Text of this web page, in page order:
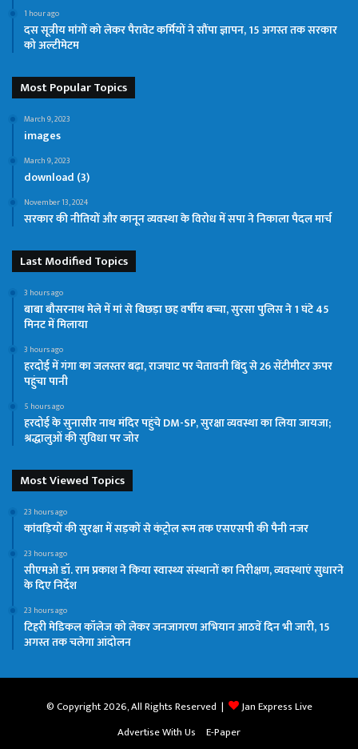
1 hour ago
दस सूत्रीय मांगों को लेकर पैरावेट कर्मियों ने सौंपा ज्ञापन, 15 अगस्त तक सरकार
को अल्टीमेटम
Most Popular Topics
March 9, 2023
images
March 9, 2023
download (3)
November 13, 2024
सरकार की नीतियों और कानून व्यवस्था के विरोध में सपा ने निकाला पैदल मार्च
Last Modified Topics
3 hours ago
बाबा बौसरनाथ मेले में मां से बिछड़ा छह वर्षीय बच्चा, सुरसा पुलिस ने 1 घंटे 45
मिनट में मिलाया
3 hours ago
हरदोई में गंगा का जलस्तर बढ़ा, राजघाट पर चेतावनी बिंदु से 26 सेंटीमीटर ऊपर
पहुंचा पानी
5 hours ago
हरदोई के सुनासीर नाथ मंदिर पहुंचे DM-SP, सुरक्षा व्यवस्था का लिया जायजा;
श्रद्धालुओं की सुविधा पर जोर
Most Viewed Topics
23 hours ago
कांवड़ियों की सुरक्षा में सड़कों से कंट्रोल रूम तक एसएसपी की पैनी नजर
23 hours ago
सीएमओ डॉ. राम प्रकाश ने किया स्वास्थ्य संस्थानों का निरीक्षण, व्यवस्थाएं सुधारने
के दिए निर्देश
23 hours ago
टिहरी मेडिकल कॉलेज को लेकर जनजागरण अभियान आठवें दिन भी जारी, 15
अगस्त तक चलेगा आंदोलन
© Copyright 2026, All Rights Reserved |
Jan Express Live
Advertise With Us
E-Paper